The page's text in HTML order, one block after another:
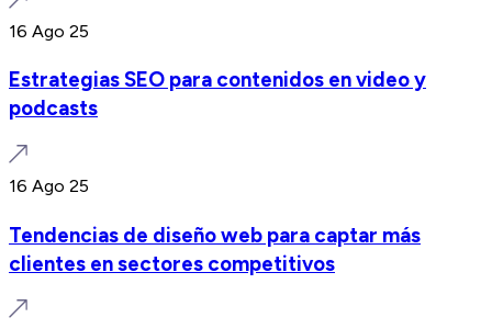
16 Ago 25
Estrategias SEO para contenidos en video y
podcasts
16 Ago 25
Tendencias de diseño web para captar más
clientes en sectores competitivos